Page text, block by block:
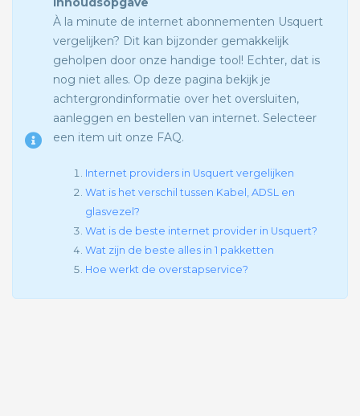
À la minute de internet abonnementen Usquert
vergelijken? Dit kan bijzonder gemakkelijk
geholpen door onze handige tool! Echter, dat is
nog niet alles. Op deze pagina bekijk je
achtergrondinformatie over het oversluiten,
aanleggen en bestellen van internet. Selecteer
een item uit onze FAQ.
Internet providers in Usquert vergelijken
Wat is het verschil tussen Kabel, ADSL en
glasvezel?
Wat is de beste internet provider in Usquert?
Wat zijn de beste alles in 1 pakketten
Hoe werkt de overstapservice?